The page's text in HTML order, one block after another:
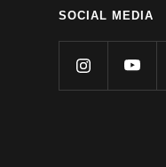
SOCIAL MEDIA